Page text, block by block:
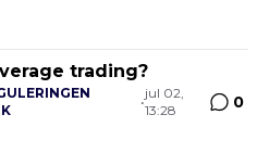
trading?
•
jul 02,
13:28
0